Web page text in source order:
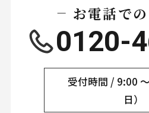
お電話で
0120-
受付時間 / 9:00
日）